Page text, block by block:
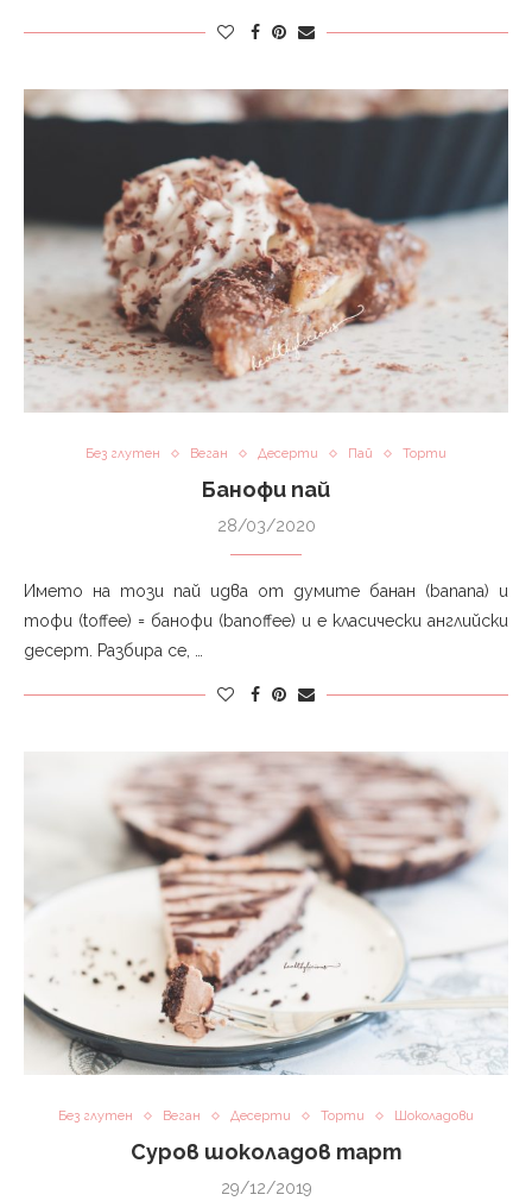
Без глутен Веган Десерти Пай Торти
Банофи пай
28/03/2020
Името на този пай идва от думите банан (banana) и
тофи (toffee) = банофи (banoffee) и е класически английски
десерт. Разбира се, …
Без глутен Веган Десерти Торти Шоколадови
Суров шоколадов тарт
29/12/2019